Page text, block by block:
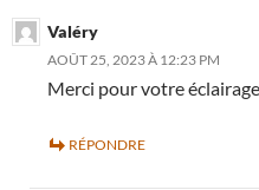
Valéry
AOÛT 25, 2023 À 12:23 PM
Merci pour votre
RÉPONDRE